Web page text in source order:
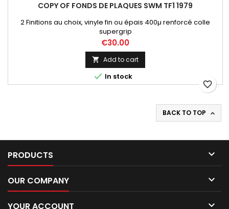
COPY OF FONDS DE PLAQUES SWM TF1 1979
2 Finitions au choix, vinyle fin ou épais 400µ renforcé colle
supergrip
Price
€30.00
 Add to cart
 In stock
favorite_border
BACK TO TOP 
PRODUCTS 
OUR COMPANY 
YOUR ACCOUNT 